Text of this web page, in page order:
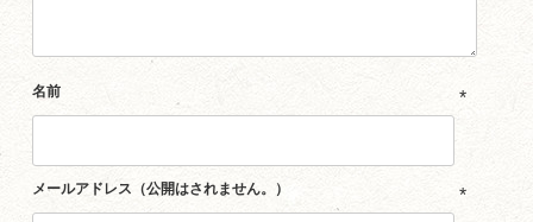
名前 *
メールアドレス（公開はされません。） *